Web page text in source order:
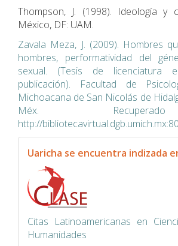
Thompson, J. (1998). Ideología y
México, DF: UAM.
Zavala Meza, J. (2009). Hombres
hombres, performatividad del
sexual. (Tesis de licenciatura
publicación). Facultad de
Michoacana de San Nicolás de
Méx.
http://
indexacion
Uaricha se encuentra indizada
Citas Latinoamericanas en
Humanidades